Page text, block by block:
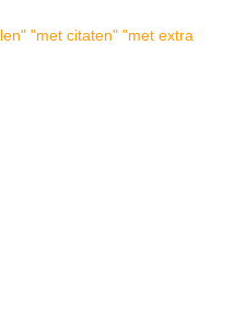
"met citaten" "met extra